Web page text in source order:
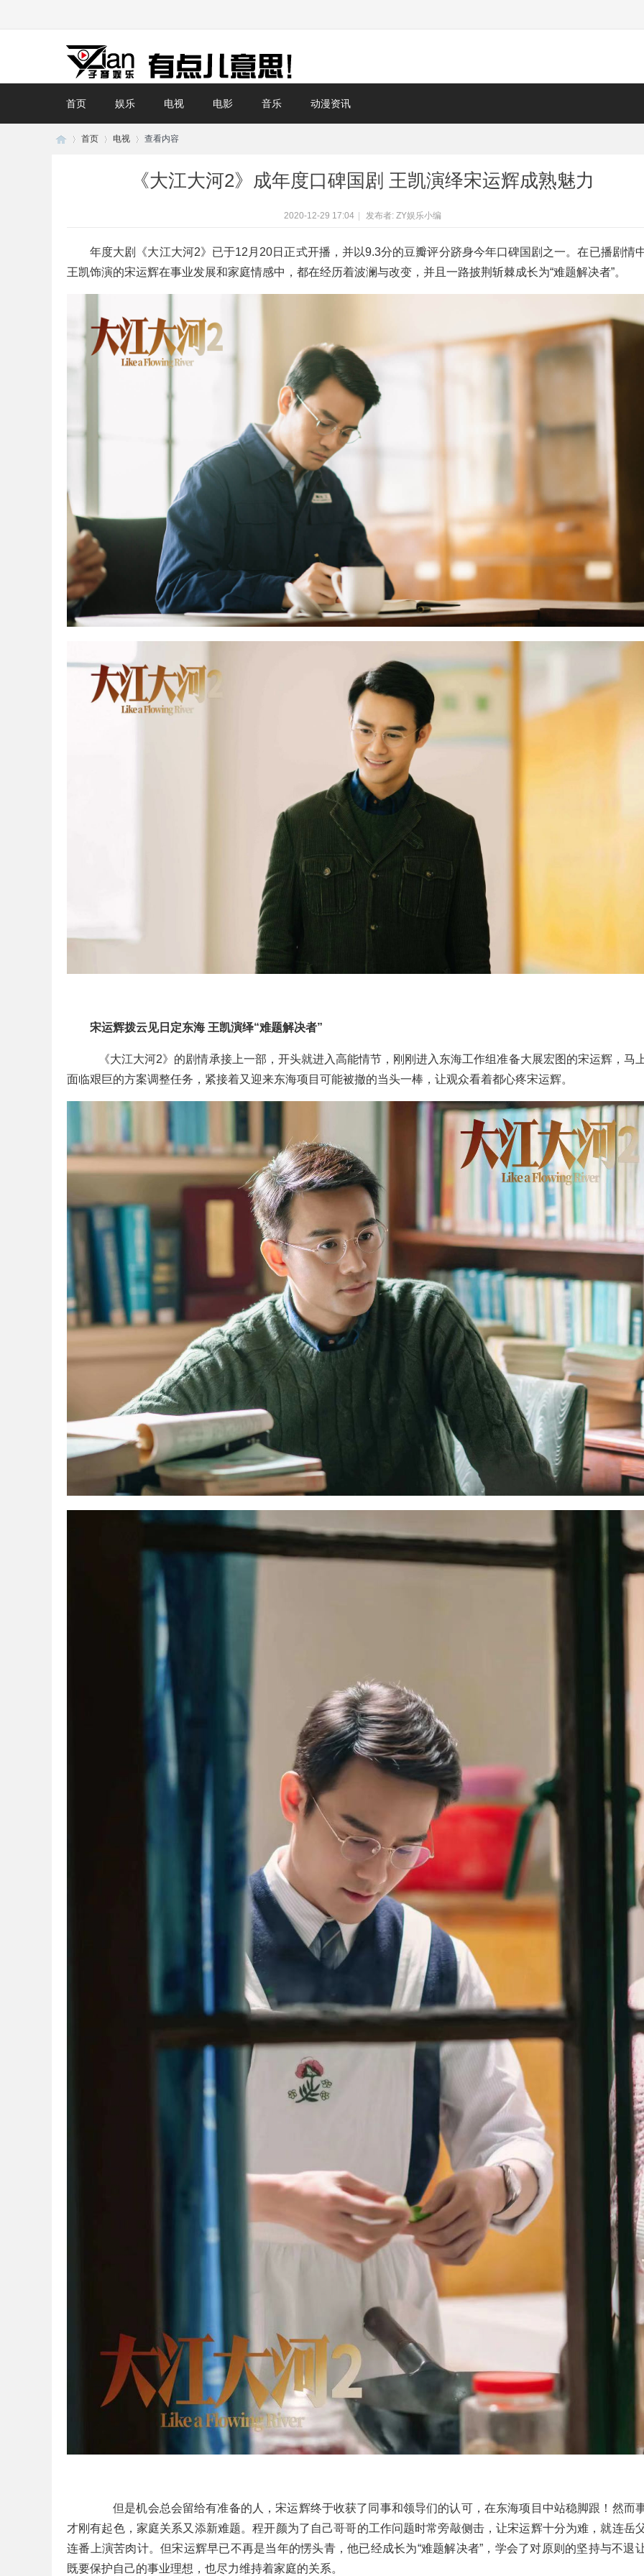
首页 娱乐 电视 电影 音乐 动漫资讯
首页 电视 查看内容
《大江大河2》成年度口碑国剧 王凯演绎宋运辉成熟魅力
2020-12-29 17:04 发布者: ZY娱乐小编
年度大剧《大江大河2》已于12月20日正式开播，并以9.3分的豆瓣评分跻身今年口碑国剧之一。在已播剧情
王凯饰演的宋运辉在事业发展和家庭情感中，都在经历着波澜与改变，并且一路披荆斩棘成长为“难题解决者”。
宋运辉拨云见日定东海 王凯演绎“难题解决者”
《大江大河2》的剧情承接上一部，开头就进入高能情节，刚刚进入东海工作组准备大展宏图的宋运辉，马
面临艰巨的方案调整任务，紧接着又迎来东海项目可能被撤的当头一棒，让观众看着都心疼宋运辉。
	但是机会总会留给有准备的人，宋运辉终于收获了同事和领导们的认可，在东海项目中站稳脚跟！然而事业
才刚有起色，家庭关系又添新难题。程开颜为了自己哥哥的工作问题时常旁敲侧击，让宋运辉十分为难，就连岳
连番上演苦肉计。但宋运辉早已不再是当年的愣头青，他已经成长为“难题解决者”，学会了对原则的坚持与不退
既要保护自己的事业理想，也尽力维持着家庭的关系。